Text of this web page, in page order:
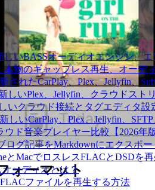
しいBASSオーディオエンジン、
本物のギャップレス再生、オー
されたCarPlay、Plex、Jellyfin、
しいPlex、Jellyfin、クラウドス
いクラウド接続とタグエディタ設
しいCarPlay、Plex、Jellyfin、
ウド音楽プレイヤー比較【2026年
ログ記事をMarkdownにエクスポー
とMacでロスレスFLACとDSDを
オーディオとは？
FLACファイルを再生する方法
ォーマット